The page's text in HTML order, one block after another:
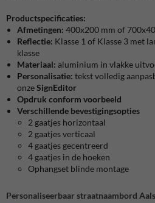
Productspecificaties:
Afmetingen: 400x200 mm of
Reflectie: Klasse 1 of Klasse 3 met
klasse
Materiaal: aluminium in vlakke
Personalisatie: tekst volledig
onzeSignEditor
Opdruk conform voorbeeld
Verschillende bevestigingsopties
2 gaatjes horizontaal
2 gaatjes verticaal
4 gaatjes gecentreerd
4 gaatjes in de hoeken
Ophangset blinde montage
Personaliseerbaar straatnaambord